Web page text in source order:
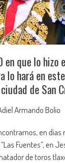
que lo hizo
lo hará en
de San
Armando Bolio
en días
Fuentes”, en
de toros